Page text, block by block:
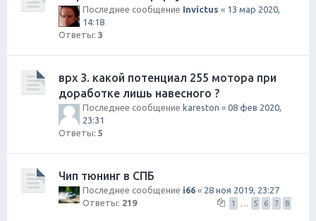
Последнее сообщение Invictus « 13 мар 2020,
14:18
Ответы: 3
врх 3. какой потенциал 255 мотора при
доработке лишь навесного ?
Последнее сообщение kareston « 08 фев 2020,
23:31
Ответы: 5
Чип тюнинг в СПБ
Последнее сообщение i66 « 28 ноя 2019, 23:27
Ответы: 219 1 5 6 7 8